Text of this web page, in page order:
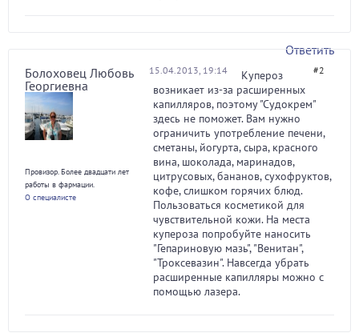
Ответить
Болоховец Любовь
Георгиевна
Провизор. Более двадцати лет
работы в фармации.
О специалисте
15.04.2013, 19:14 #2
Купероз
возникает из-за расширенных
капилляров, поэтому "Судокрем"
здесь не поможет. Вам нужно
ограничить употребление печени,
сметаны, йогурта, сыра, красного
вина, шоколада, маринадов,
цитрусовых, бананов, сухофруктов,
кофе, слишком горячих блюд.
Пользоваться косметикой для
чувствительной кожи. На места
купероза попробуйте наносить
"Гепариновую мазь", "Венитан",
"Троксевазин". Навсегда убрать
расширенные капилляры можно с
помощью лазера.